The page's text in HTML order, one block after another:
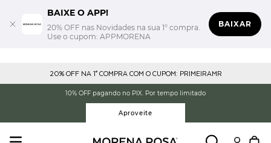
BAIXE O APP!
20% OFF nas Novidades na sua 1° compra.
Use o cupom: APPMORENA
BAIXAR
20% OFF NA 1° COMPRA COM O CUPOM: PRIMEIRAMR
10% OFF pagando no PIX. Por tempo limitado
Aproveite